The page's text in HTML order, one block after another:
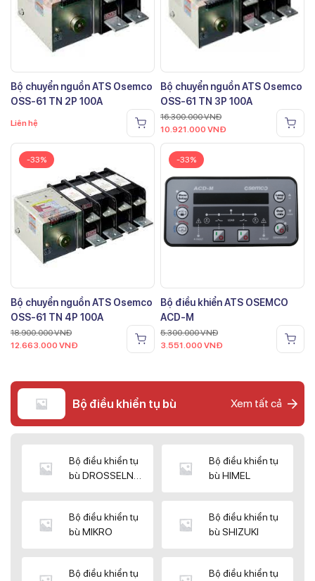
Bộ chuyển nguồn ATS Osemco
OSS-61 TN 2P 100A
Liên hệ
Bộ chuyển nguồn ATS Osemco
OSS-61 TN 3P 100A
16.300.000VNĐ
10.921.000 VNĐ
-33%
Bộ chuyển nguồn ATS Osemco
OSS-61 TN 4P 100A
18.900.000VNĐ
12.663.000 VNĐ
-33%
Bộ điều khiển ATS OSEMCO
ACD-M
5.300.000VNĐ
3.551.000 VNĐ
Bộ điều khiển tụ bù Xem tất cả
Bộ điều khiển tụ
bù DROSSELN
Bộ điều khiển tụ
bù HIMEL
Bộ điều khiển tụ
bù MIKRO
Bộ điều khiển tụ
bù SHIZUKI
Bộ điều khiển tụ
Bộ điều khiển tụ